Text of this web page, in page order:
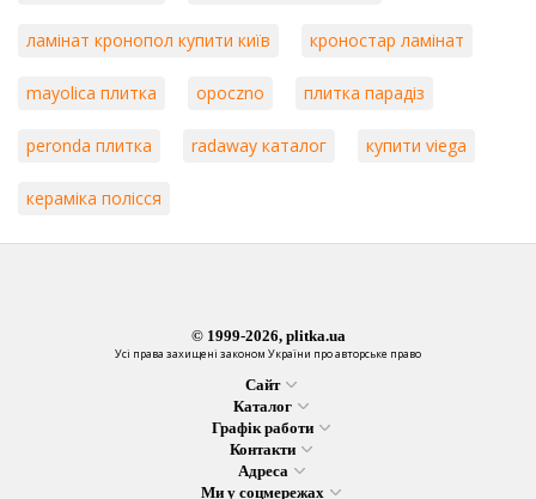
ламінат кронопол купити київ кроностар ламінат
mayolica плитка opoczno плитка парадіз
peronda плитка radaway каталог купити viega
кераміка полісся
© 1999-2026, plitka.ua
Усі права захищені законом України про авторське право
Сайт
Каталог
Графік работи
Контакти
Адреса
Ми у соцмережах